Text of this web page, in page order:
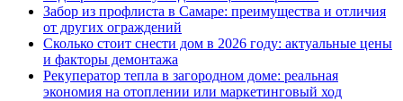
Забор из профлиста в Самаре: преимущества и отличия
от других ограждений
Сколько стоит снести дом в 2026 году: актуальные цены
и факторы демонтажа
Рекуператор тепла в загородном доме: реальная
экономия на отоплении или маркетинговый ход